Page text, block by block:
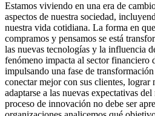
Estamos viviendo en una era de
aspectos de nuestra sociedad,
nuestra vida cotidiana. La forma en
compramos y pensamos se está
las nuevas tecnologías y la influencia
fenómeno impacta al sector financiero
impulsando una fase de
conectar mejor con sus clientes,
adaptarse a las nuevas expectativas
proceso de innovación no debe ser